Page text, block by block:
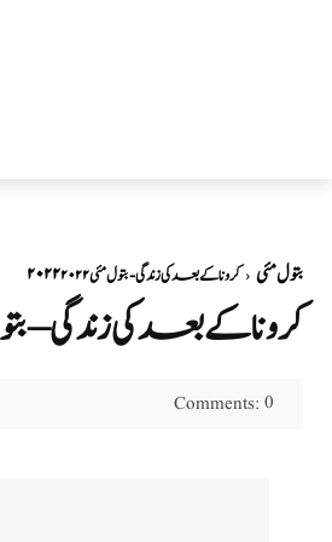
۲۰۲۲ بتول مئی کرونا کے بعد کی زندگی - بتول مئی ۲۰۲۲
کرونا کے بعد کی زندگی – بتول
Comments: 0